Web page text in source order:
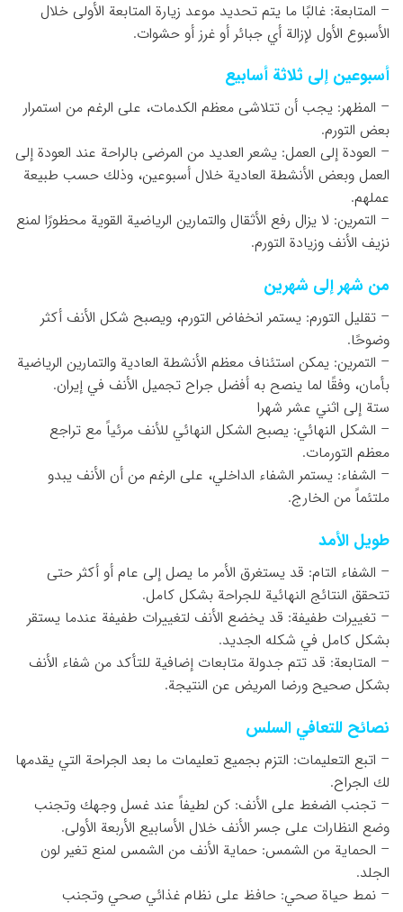
– المتابعة: غالبًا ما يتم تحديد موعد زيارة المتابعة الأولى خلال
الأسبوع الأول لإزالة أي جبائر أو غرز أو حشوات.
أسبوعين إلى ثلاثة أسابيع
– المظهر: يجب أن تتلاشى معظم الكدمات، على الرغم من استمرار
بعض التورم.
– العودة إلى العمل: يشعر العديد من المرضى بالراحة عند العودة إلى
العمل وبعض الأنشطة العادية خلال أسبوعين، وذلك حسب طبيعة
عملهم.
– التمرين: لا يزال رفع الأثقال والتمارين الرياضية القوية محظورًا لمنع
نزيف الأنف وزيادة التورم.
من شهر إلى شهرين
– تقليل التورم: يستمر انخفاض التورم، ويصبح شكل الأنف أكثر
وضوحًا.
– التمرين: يمكن استئناف معظم الأنشطة العادية والتمارين الرياضية
بأمان، وفقًا لما ينصح به أفضل جراح تجميل الأنف في إيران.
ستة إلى اثني عشر شهرا
– الشكل النهائي: يصبح الشكل النهائي للأنف مرئياً مع تراجع
معظم التورمات.
– الشفاء: يستمر الشفاء الداخلي، على الرغم من أن الأنف يبدو
ملتئماً من الخارج.
طويل الأمد
– الشفاء التام: قد يستغرق الأمر ما يصل إلى عام أو أكثر حتى
تتحقق النتائج النهائية للجراحة بشكل كامل.
– تغييرات طفيفة: قد يخضع الأنف لتغييرات طفيفة عندما يستقر
بشكل كامل في شكله الجديد.
– المتابعة: قد تتم جدولة متابعات إضافية للتأكد من شفاء الأنف
بشكل صحيح ورضا المريض عن النتيجة.
نصائح للتعافي السلس
– اتبع التعليمات: التزم بجميع تعليمات ما بعد الجراحة التي يقدمها
لك الجراح.
– تجنب الضغط على الأنف: كن لطيفاً عند غسل وجهك وتجنب
وضع النظارات على جسر الأنف خلال الأسابيع الأربعة الأولى.
– الحماية من الشمس: حماية الأنف من الشمس لمنع تغير لون
الجلد.
– نمط حياة صحي: حافظ على نظام غذائي صحي وتجنب